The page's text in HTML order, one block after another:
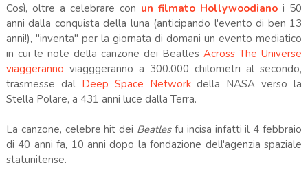
Così, oltre a celebrare con un filmato Hollywoodiano i 50
anni dalla conquista della luna (anticipando l'evento di ben 13
anni!), "inventa" per la giornata di domani un evento mediatico
in cui le note della canzone dei BeatlesAcross The Universe
viaggeranno viagggeranno a 300.000 chilometri al secondo,
trasmesse dal Deep Space Networkdella NASA verso la
Stella Polare, a 431 anni luce dalla Terra.
La canzone, celebre hit dei Beatlesfu incisa infatti il 4 febbraio
di 40 anni fa, 10 anni dopo la fondazione dell'agenzia spaziale
statunitense.